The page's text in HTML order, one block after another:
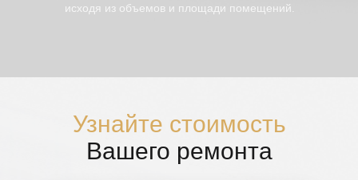
исходя из объемов и площади помещений.
Узнайте стоимость
Вашего ремонта